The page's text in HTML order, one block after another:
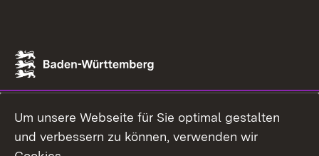
Um unsere Webseite für Sie optimal gestalten
und verbessern zu können, verwenden wir